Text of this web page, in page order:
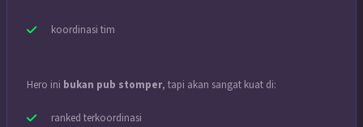
koordinasi tim
Hero ini bukan pub stomper, tapi akan sangat kuat di:
ranked terkoordinasi